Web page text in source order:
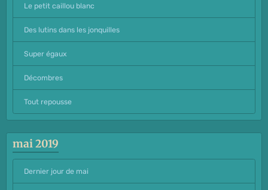
Le petit caillou blanc
Des lutins dans les jonquilles
Super égaux
Décombres
Tout repousse
mai 2019
Dernier jour de mai